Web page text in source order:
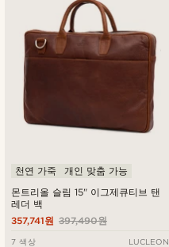
몬트리올 슬림 15" 이그제큐티브 탠
레더 백
천연 가죽 개인 맞춤 가능
397,490원
357,741원
7 색상 LUCLEON